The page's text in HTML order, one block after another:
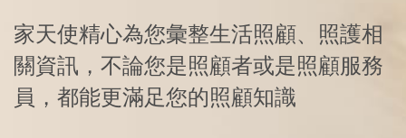
家天使精心為您彙整生活照顧、照護相
關資訊，不論您是照顧者或是照顧服務
員，都能更滿足您的照顧知識